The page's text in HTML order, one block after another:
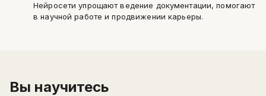
Нейросети упрощают ведение документации, помогают
в научной работе и продвижении карьеры.
Вы научитесь